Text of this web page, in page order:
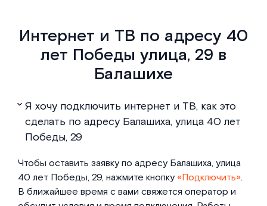
Интернет и ТВ по адресу 40
лет Победы улица, 29 в
Балашихе
Я хочу подключить интернет и ТВ, как это
сделать по адресу Балашиха, улица 40 лет
Победы, 29
Чтобы оставить заявку по адресу Балашиха, улица
40 лет Победы, 29, нажмите кнопку«Подключить».
В ближайшее время с вами свяжется оператор и